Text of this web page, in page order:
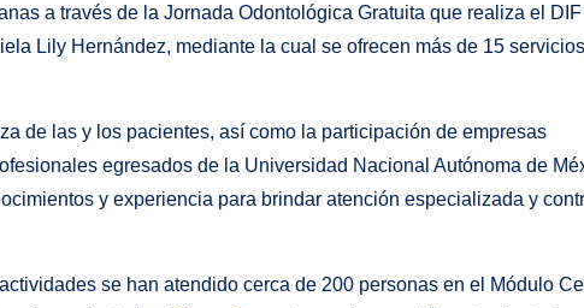
a través de la Jornada Odontológica Gratuita que realiza el DIF
Lily Hernández, mediante la cual se ofrecen más de 15
de las y los pacientes, así como la participación de empresas
egresados de la Universidad Nacional Autónoma de
y experiencia para brindar atención especializada y
se han atendido cerca de 200 personas en el Módulo